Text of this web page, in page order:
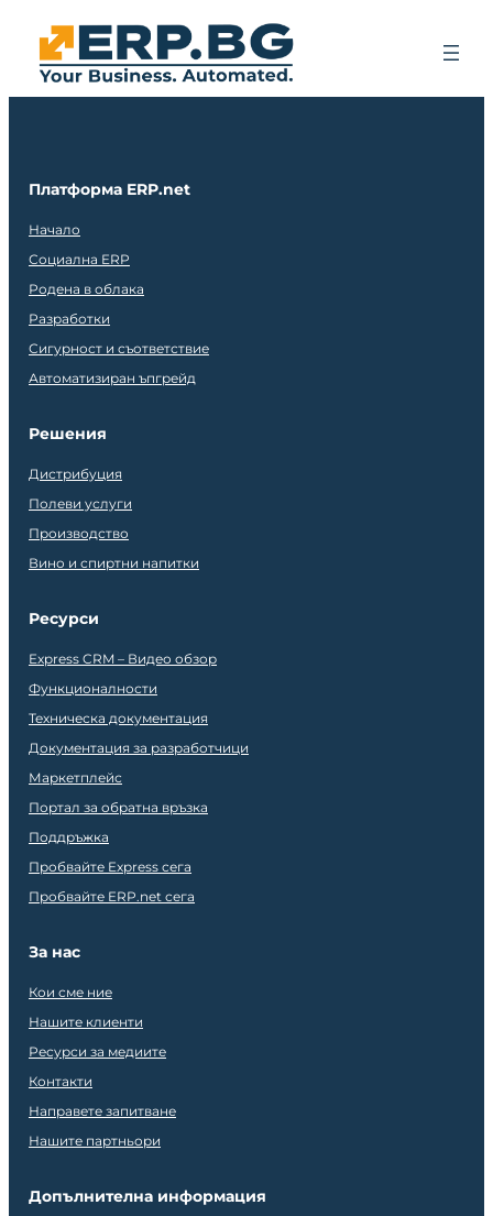
Платформа ERP.net
Начало
Социална ERP
Родена в облака
Разработки
Сигурност и съответствие
Автоматизиран ъпгрейд
Решения
Дистрибуция
Полеви услуги
Производство
Вино и спиртни напитки
Ресурси
Express CRM – Видео обзор
Функционалности
Техническа документация
Документация за разработчици
Маркетплейс
Портал за обратна връзка
Поддръжка
Пробвайте Express сега
Пробвайте ERP.net сега
За нас
Кои сме ние
Нашите клиенти
Ресурси за медиите
Контакти
Направете запитване
Нашите партньори
Допълнителна информация